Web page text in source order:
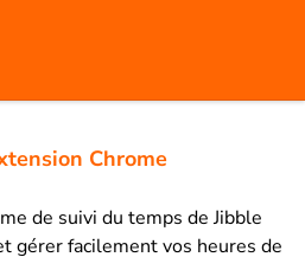
Chrome
de suivi du temps de Jibble
gérer facilement vos heures de